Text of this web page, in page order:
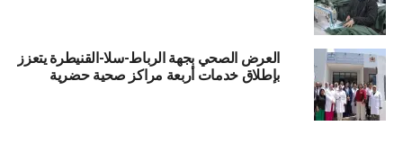
العرض الصحي بجهة الرباط-سلا-القنيطرة يتعزز
بإطلاق خدمات أربعة مراكز صحية حضرية